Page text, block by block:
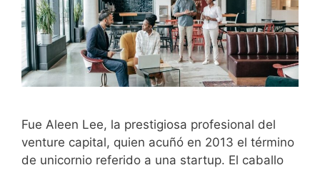
Fue Aleen Lee, la prestigiosa profesional del
venture capital, quien acuñó en 2013 el término
de unicornio referido a una startup. El caballo